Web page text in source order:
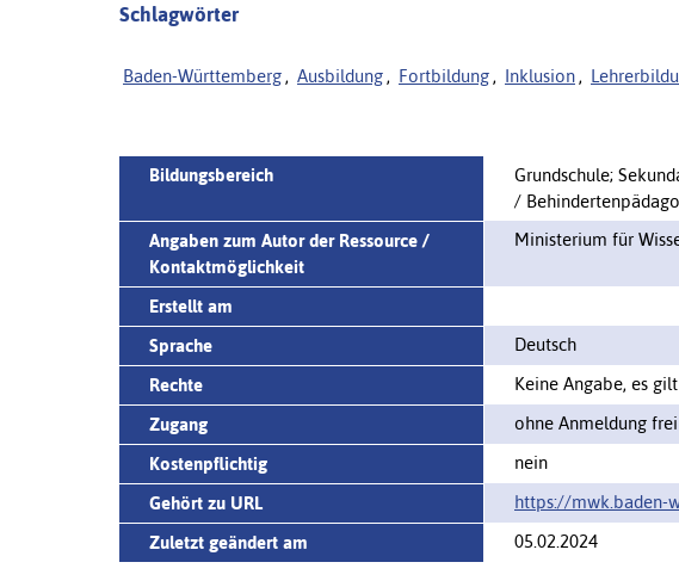
Schlagwörter
Baden-Württemberg , Ausbildung , Fortbildung , Inklusion ,
Bildungsbereich
Grundschule;
/
Angaben zum Autor der Ressource /
Kontaktmöglichkeit
Ministerium für
Erstellt am
Sprache
Deutsch
Rechte
Keine Angabe, es
Zugang
ohne Anmeldung
Kostenpflichtig
nein
Gehört zu URL
https://‌mwk.baden-
Zuletzt geändert am
05.02.2024